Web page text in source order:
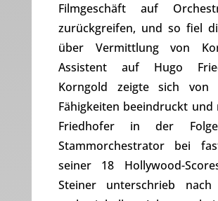
Filmgeschäft auf
zurückgreifen, und so fiel
über Vermittlung von
Assistent auf Hugo
Korngold zeigte sich von
Fähigkeiten beeindruckt und
Friedhofer in der
Stammorchestrator bei
seiner 18 Hollywood-
Steiner unterschrieb nach